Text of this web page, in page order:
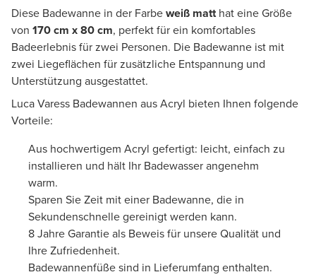
Diese Badewanne in der Farbeweiß matthat eine Größe
von 170 cm x 80 cm, perfekt für ein komfortables
Badeerlebnis für zwei Personen. Die Badewanne ist mit
zwei Liegeflächen für zusätzliche Entspannung und
Unterstützung ausgestattet.
Luca Varess Badewannen aus Acryl bieten Ihnen folgende
Vorteile:
Aus hochwertigem Acryl gefertigt: leicht, einfach zu
installieren und hält Ihr Badewasser angenehm
warm.
Sparen Sie Zeit mit einer Badewanne, die in
Sekundenschnelle gereinigt werden kann.
8 Jahre Garantie als Beweis für unsere Qualität und
Ihre Zufriedenheit.
Badewannenfüße sind in Lieferumfang enthalten.